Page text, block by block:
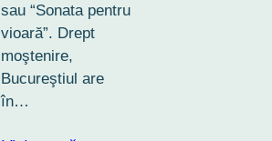
sau “Sonata pentru
vioară”. Drept
moştenire,
Bucureştiul are
în…